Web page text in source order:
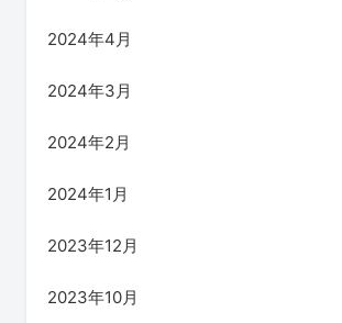
2024年4月
2024年3月
2024年2月
2024年1月
2023年12月
2023年10月